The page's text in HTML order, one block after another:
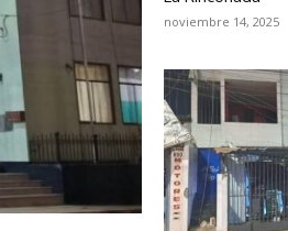
noviembre 14, 2025